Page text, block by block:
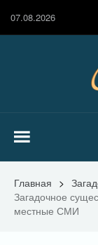
07.08.2026
Главная >
Загадочное
местные СМИ